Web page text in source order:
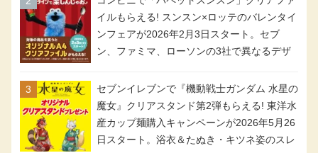
イルもらえる! スンスン×ロッテのバレンタイ
ンフェアが2026年2月3日スタート。セブ
ン、ファミマ、ローソンの3社で異なるデザ
セブンイレブンで『機動戦士ガンダム 水星の
魔女』クリアスタンド第2弾もらえる! 東洋水
産カップ麺購入キャンペーンが2026年5月26
日スタート。浴衣＆たぬき・キツネ姿のスレ